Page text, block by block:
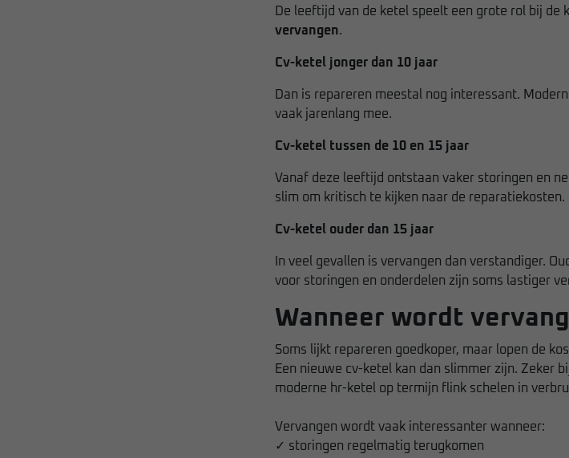
De leeftijd van de ketel speelt een grote rol bij de
vervangen.
Cv-ketel jonger dan 10 jaar
Dan is repareren meestal nog interessant.
vaak jarenlang mee.
Cv-ketel tussen de 10 en 15 jaar
Vanaf deze leeftijd ontstaan vaker storingen en
slim om kritisch te kijken naar de reparatiekosten.
Cv-ketel ouder dan 15 jaar
In veel gevallen is vervangen dan verstandiger.
voor storingen en onderdelen zijn soms lastiger
Wanneer wordt
Soms lijkt repareren goedkoper, maar lopen de
Een nieuwe cv-ketel kan dan slimmer zijn. Zeker
moderne hr-ketel op termijn flink schelen in
Vervangen wordt vaak interessanter wanneer:
✓ storingen regelmatig terugkomen